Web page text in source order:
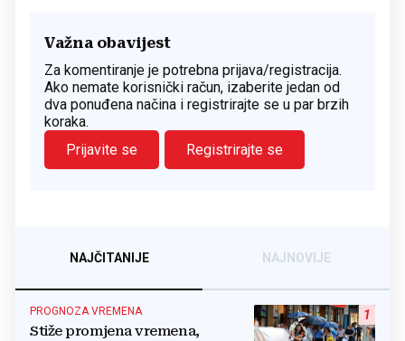
Važna obavijest
Za komentiranje je potrebna prijava/registracija.
Ako nemate korisnički račun, izaberite jedan od
dva ponuđena načina i registrirajte se u par brzih
koraka.
Prijavite se
Registrirajte se
NAJČITANIJE NAJNOVIJE
1
PROGNOZA VREMENA
Stiže promjena vremena,